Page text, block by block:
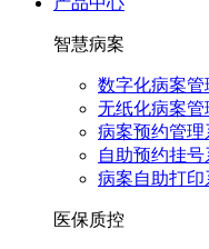
智慧病案
数字化病案管
无纸化病案管
病案预约管理
自助预约挂号
病案自助打印
医保质控